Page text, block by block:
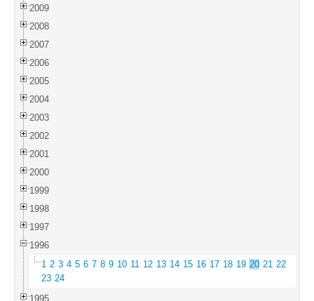
2009
2008
2007
2006
2005
2004
2003
2002
2001
2000
1999
1998
1997
1996
1 2 3 4 5 6 7 8 9 10 11 12 13 14 15 16 17 18 19 20 21 22
23 24
1995